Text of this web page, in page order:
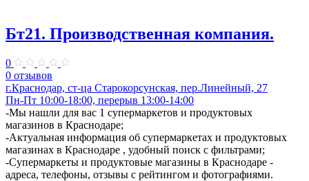
Бт21. Производственная компания.
0
0 отзывов
г.Краснодар, ст-ца Старокорсунская, пер.Линейный, 27
Пн-Пт 10:00-18:00, перерыв 13:00-14:00
​-Мы нашли для вас 1 супермаркетов и продуктовых
магазинов в Краснодаре;
-Актуальная информация об супермаркетах и продуктовых
магазинах в Краснодаре , удобный поиск с фильтрами;
-Супермаркеты и продуктовые магазины в Краснодаре -
адреса, телефоны, отзывы с рейтингом и фотографиями.